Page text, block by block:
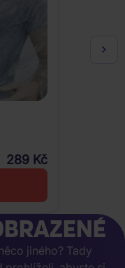
289 Kč
jiného? Tady